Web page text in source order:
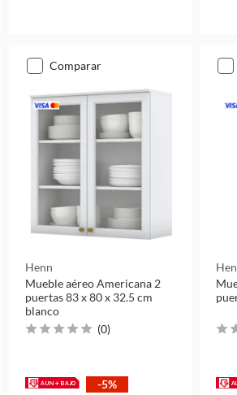
comparar
Henn
Mueble aéreo Americana 2
puertas 83 x 80 x 32.5 cm
blanco
(0)
-5%